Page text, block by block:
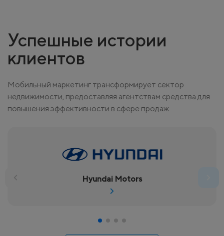
Успешные истории
клиентов
Мобильный маркетинг трансформирует сектор
недвижимости, предоставляя агентствам средства для
повышения эффективности в сфере продаж
Hyundai Motors